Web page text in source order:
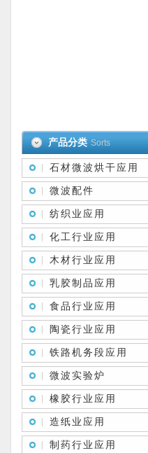
产品分类 Sorts
石材微波烘干应用
微波配件
纺织业应用
化工行业应用
木材行业应用
乳胶制品应用
食品行业应用
陶瓷行业应用
铁路机务段应用
微波实验炉
橡胶行业应用
造纸业应用
制药行业应用